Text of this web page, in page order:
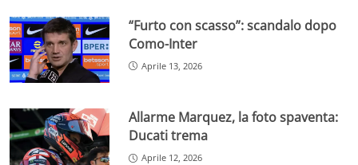
“Furto con scasso”: scandalo dopo
Como-Inter
Aprile 13, 2026
Allarme Marquez, la foto spaventa:
Ducati trema
Aprile 12, 2026